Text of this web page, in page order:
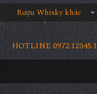
Rượu Whisky khác
HOTLINE 0972.12345.1